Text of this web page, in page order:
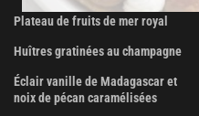
Plateau de fruits de mer royal
Huîtres gratinées au champagne
Éclair vanille de Madagascar et
noix de pécan caramélisées